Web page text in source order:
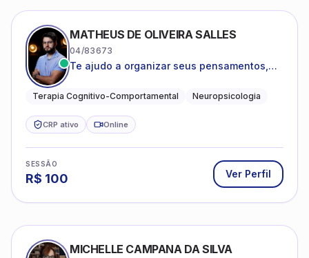
MATHEUS DE OLIVEIRA SALLES
04/83673
Te ajudo a organizar seus pensamentos,
clareza e sentido, com uma terapia
Terapia Cognitivo-Comportamental Neuropsicologia
CRP ativo Online
SESSÃO
R$ 100 Ver Perfil
MICHELLE CAMPANA DA SILVA